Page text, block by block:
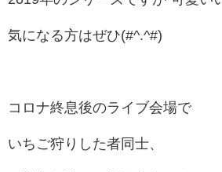
気になる方はぜひ(#^.^#)
コロナ終息後のライブ会場で
いちご狩りした者同士、